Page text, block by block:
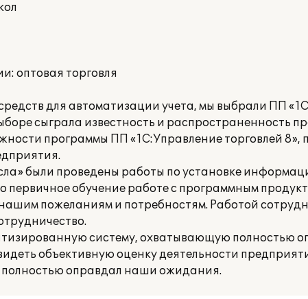
оптовая торговля
для автоматизации учета, мы выбрали ПП
сыграла известность и распространенность
программы ПП «1С:Управление торговлей 8»,
были проведены работы по установке
первичное обучение работе с программным
пожеланиям и потребностям. Работой
систему, охватывающую полностью
объективную оценку деятельности
полностью оправдал наши ожидания.